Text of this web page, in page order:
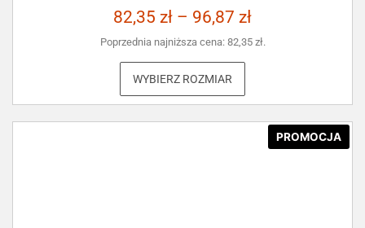
82,35 zł – 96,87 zł
Poprzednia najniższa cena: 82,35 zł.
WYBIERZ ROZMIAR
PROMOCJA